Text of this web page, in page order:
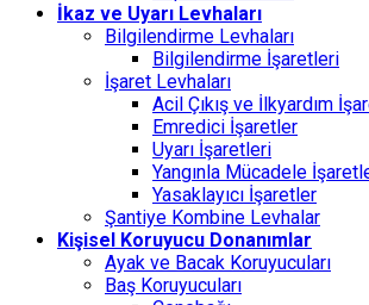
İkaz ve Uyarı Levhaları
Bilgilendirme Levhaları
Bilgilendirme İşaretleri
İşaret Levhaları
Acil Çıkış ve İlkyardım
Emredici İşaretler
Uyarı İşaretleri
Yangınla Mücadele
Yasaklayıcı İşaretler
Şantiye Kombine Levhalar
Kişisel Koruyucu Donanımlar
Ayak ve Bacak Koruyucuları
Baş Koruyucuları